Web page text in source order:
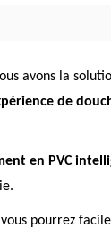
avons la
de
en PVC
pourrez